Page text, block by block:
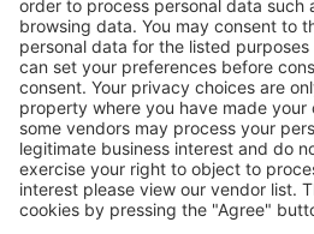
Economiseşte mai mult
Prețuri atractive și oferte
conectați.
Cazarea preferată
Alege din peste 1,3 mil. de
apartamente și altele.